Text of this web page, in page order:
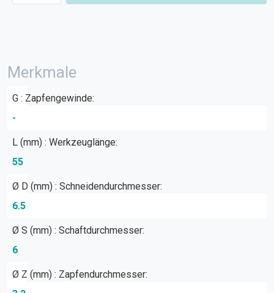
Merkmale
G : Zapfengewinde:
-
L (mm) : Werkzeuglänge:
55
Ø D (mm) : Schneidendurchmesser:
6.5
Ø S (mm) : Schaftdurchmesser:
6
Ø Z (mm) : Zapfendurchmesser: